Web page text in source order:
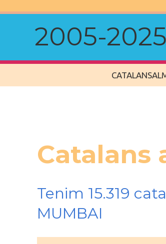
2005-
Catalans
Tenim 15.319
MUMBAI